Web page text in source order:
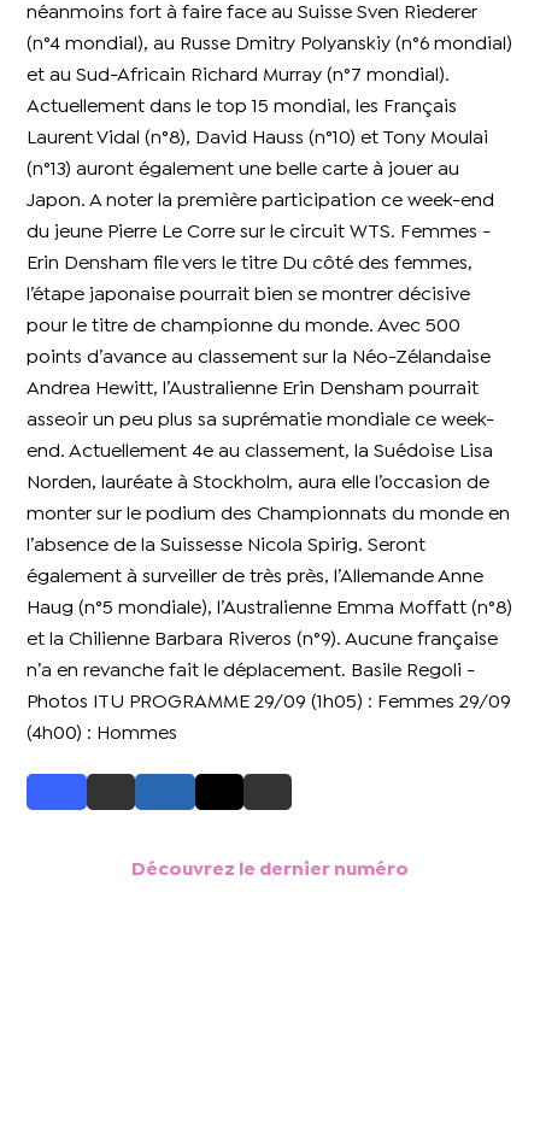
néanmoins fort à faire face au Suisse Sven Riederer
(n°4 mondial), au Russe Dmitry Polyanskiy (n°6 mondial)
et au Sud-Africain Richard Murray (n°7 mondial).
Actuellement dans le top 15 mondial, les Français
Laurent Vidal (n°8), David Hauss (n°10) et Tony Moulai
(n°13) auront également une belle carte à jouer au
Japon. A noter la première participation ce week-end
du jeune Pierre Le Corre sur le circuit WTS. Femmes -
Erin Densham file vers le titre Du côté des femmes,
l’étape japonaise pourrait bien se montrer décisive
pour le titre de championne du monde. Avec 500
points d’avance au classement sur la Néo-Zélandaise
Andrea Hewitt, l’Australienne Erin Densham pourrait
asseoir un peu plus sa suprématie mondiale ce week-
end. Actuellement 4e au classement, la Suédoise Lisa
Norden, lauréate à Stockholm, aura elle l’occasion de
monter sur le podium des Championnats du monde en
l’absence de la Suissesse Nicola Spirig. Seront
également à surveiller de très près, l’Allemande Anne
Haug (n°5 mondiale), l’Australienne Emma Moffatt (n°8)
et la Chilienne Barbara Riveros (n°9). Aucune française
n’a en revanche fait le déplacement. Basile Regoli -
Photos ITU PROGRAMME 29/09 (1h05) : Femmes 29/09
(4h00) : Hommes
Découvrez le dernier numéro